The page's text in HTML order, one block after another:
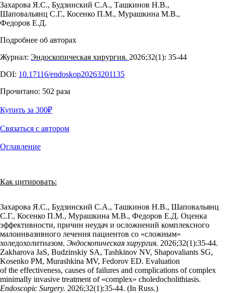
Захарова Я.С., Будзинский С.А., Ташкинов Н.В.,
Шаповальянц С.Г., Косенко П.М., Мурашкина М.В.,
Федоров Е.Д.
Подробнее об авторах
Журнал: Эндоскопическая хирургия. 2026;32(1): 35‑44
DOI: 10.17116/endoskop20263201135
Прочитано: 502 раза
Купить за 300₽
Связаться с автором
Оглавление
Как цитировать:
Захарова Я.С., Будзинский С.А., Ташкинов Н.В., Шаповальянц
С.Г., Косенко П.М., Мурашкина М.В., Федоров Е.Д. Оценка
эффективности, причин неудач и осложнений комплексного
малоинвазивного лечения пациентов со «сложным»
холедохолитиазом. Эндоскопическая хирургия. 2026;32(1):35‑44.
Zakharova JaS, Budzinskiy SA, Tashkinov NV, Shapovaliants SG,
Kosenko PM, Murashkina MV, Fedorov ED. Evaluation
of the effectiveness, causes of failures and complications of complex
minimally invasive treatment of «complex» choledocholithiasis.
Endoscopic Surgery. 2026;32(1):35‑44. (In Russ.)